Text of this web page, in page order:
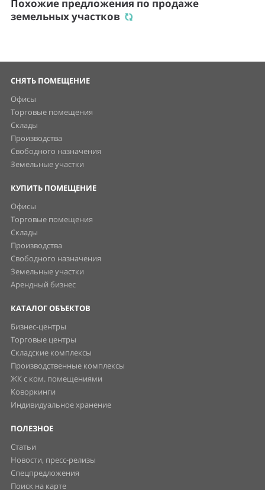
Похожие предложения по продаже
земельных участков
СНЯТЬ ПОМЕЩЕНИЕ
Офисы
Торговые помещения
Склады
Производства
Свободного назначения
Земельные участки
КУПИТЬ ПОМЕЩЕНИЕ
Офисы
Торговые помещения
Склады
Производства
Свободного назначения
Земельные участки
Арендный бизнес
КАТАЛОГ ОБЪЕКТОВ
Бизнес-центры
Торговые центры
Складские комплексы
Производственные комплексы
ЖК с ком. помещениями
Коворкинги
Индивидуальное хранение
ПОЛЕЗНОЕ
Статьи
Новости, пресс-релизы
Спецпредложения
Поиск на карте